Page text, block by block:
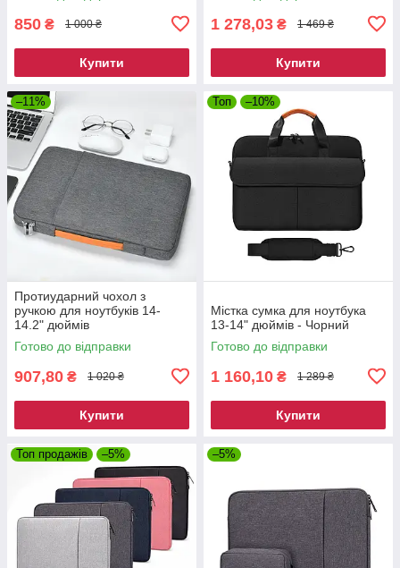
850 ₴ 1 000 ₴
Купити
1 278,03 ₴ 1 469 ₴
Купити
–11%
Протиударний чохол з
ручкою для ноутбуків 14-
14.2" дюймів
Готово до відправки
907,80 ₴ 1 020 ₴
Купити
Топ –10%
Містка сумка для ноутбука
13-14" дюймів - Чорний
Готово до відправки
1 160,10 ₴ 1 289 ₴
Купити
Топ продажів –5% –5%